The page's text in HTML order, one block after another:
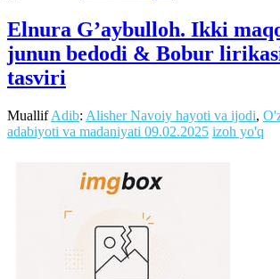
Elnura G’aybulloh. Ikki
junun bedodi & Bobur
tasviri
MuallifAdib: Alisher Navoiy hayoti va ijodi,
adabiyoti va madaniyati 09.02.2025 izoh yo'q